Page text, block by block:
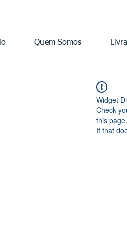
Quem Somos
Widget
Check
this page.
If that